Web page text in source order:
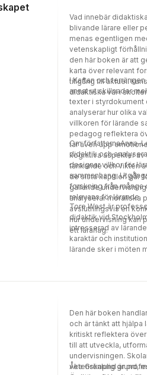
skolmarknaden,
distansundervisning,
vuxenutbildningen,
minst skoldebatten i
perspektiv genom
initierade och
discipliner
nedslag i
ambitionen att
som är förankrad i
och utbildning.
problem vänder sig
lärarutbildningens
verksamma inom
andra som är
skolans problem.
Vad innebär
blivande lärare eller
menas egentligen
vetenskapligt
den här boken är att
karta över relevant
tillgång till aktuell
didaktiska val i
I Kartan och
annat ut skillnader
texter i styrdokument
analyserar hur olika
villkoren för lärande
pedagog reflektera
tar även upp
kognitiva aspekter av
tänkande och vikten
de sista kapitlen går
gällande
analyserar moraliska
avslutningsvis en
hur undervisning kan
ett lärarlag.
Om författarnaAnna-
didaktik och
designar villkor för
sammanhang.
forskning från många
relevans för lärande.
Tore West är
didaktik vid
intresserad av
karaktär och
lärande sker i möten
Den här boken
och är tänkt att hjälpa
kritiskt reflektera
till att utveckla,
undervisningen.
vetenskaplig grund,
Åke Grönlund är